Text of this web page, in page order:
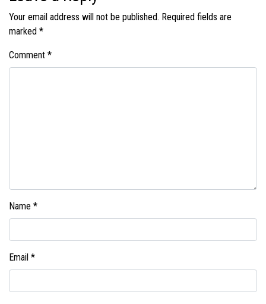
Your email address will not be published. Required fields are
marked *
Comment *
Name *
Email *